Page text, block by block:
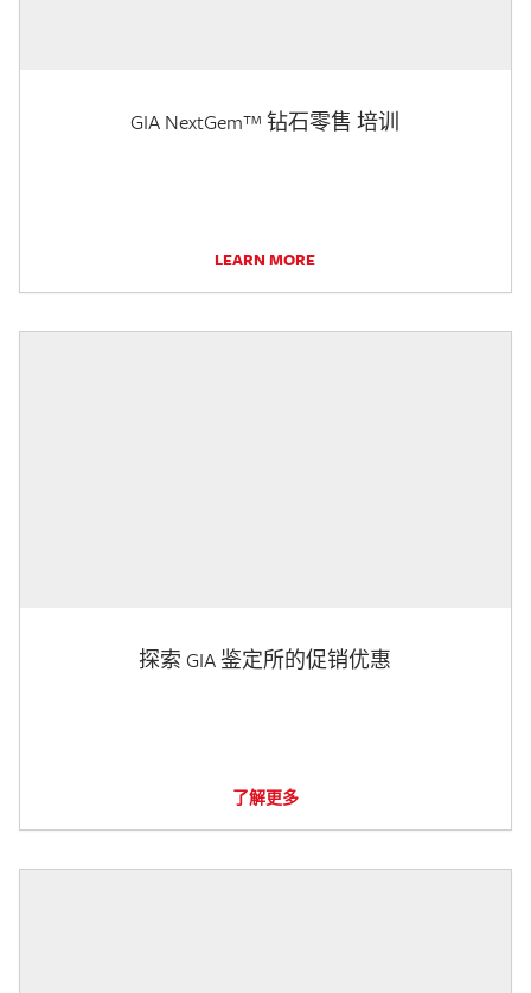
GIA NextGem™ 钻石零售 培训
LEARN MORE
探索 GIA 鉴定所的促销优惠
了解更多